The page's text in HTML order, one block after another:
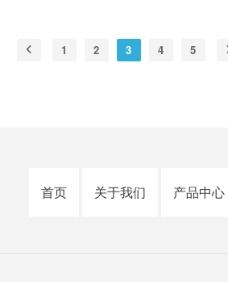
1 2 3 4 5
首页 关于我们 产品中心